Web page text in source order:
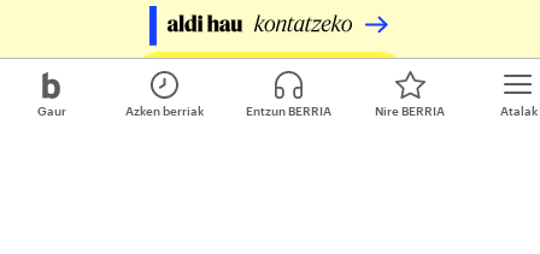
Gaur Atalak
Azken berriak Entzun BERRIA Nire BERRIA
Egin zure ekarpena